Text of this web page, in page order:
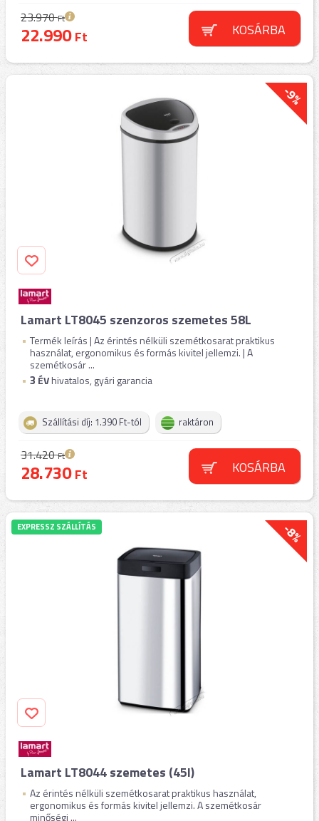
23.970Ft
22.990Ft KOSÁRBA
-9%
Lamart LT8045 szenzoros szemetes 58L
Termék leírás | Az érintés nélküli szemétkosarat praktikus
használat, ergonomikus és formás kivitel jellemzi. | A
szemétkosár ...
3 ÉVhivatalos, gyári garancia
Szállítási díj: 1.390 Ft-tól raktáron
31.420Ft
28.730Ft KOSÁRBA
-8%
EXPRESSZ SZÁLLÍTÁS
Lamart LT8044 szemetes (45l)
Az érintés nélküli szemétkosarat praktikus használat,
ergonomikus és formás kivitel jellemzi. A szemétkosár
minőségi ...